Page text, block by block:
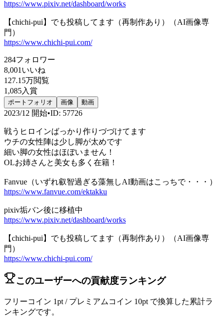
https://www.pixiv.net/dashboard/works
【chichi-pui】でも投稿してます（再制作あり）（AI画像専
門）
https://www.chichi-pui.com/
284フォロワー
8,001 いいね
127.15万閲覧
1,085入賞
ポートフォリオ 画像 動画
2023/12 開始•ID: 57726
戦うヒロインばっかり作りづづけてます
ウチの女性陣は少し脚が太めです
細い脚の女性はほぼいません！
OLお姉さんと美女も多く在籍！
Fanvue（いずれ叡智過ぎる藻無しAI動画はこっちで・・・）
https://www.fanvue.com/ektakku
pixiv垢バン後に移植中
https://www.pixiv.net/dashboard/works
【chichi-pui】でも投稿してます（再制作あり）（AI画像専
門）
https://www.chichi-pui.com/
このユーザーへの貢献度ランキング
フリーコイン 1pt / プレミアムコイン 10pt で換算した累計ラ
ンキングです。